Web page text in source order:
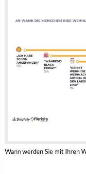
Wann werden Sie mit Ihren